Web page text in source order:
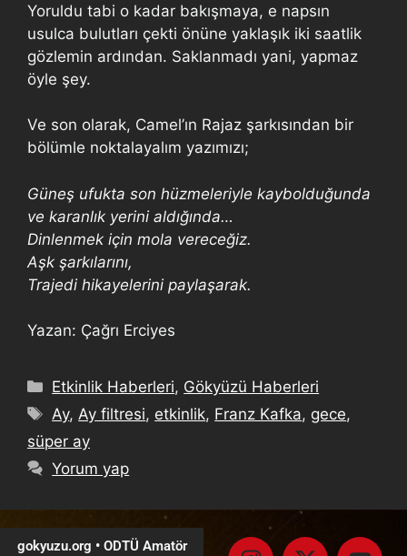
Yoruldu tabi o kadar bakışmaya, e napsın
usulca bulutları çekti önüne yaklaşık iki saatlik
gözlemin ardından. Saklanmadı yani, yapmaz
öyle şey.
Ve son olarak, Camel’ın Rajaz şarkısından bir
bölümle noktalayalım yazımızı;
Güneş ufukta son hüzmeleriyle kaybolduğunda
ve karanlık yerini aldığında…
Dinlenmek için mola vereceğiz.
Aşk şarkılarını,
Trajedi hikayelerini paylaşarak.
Yazan: Çağrı Erciyes
Etkinlik Haberleri, Gökyüzü Haberleri
Ay,Ay filtresi, etkinlik, Franz Kafka, gece,
süper ay
Yorum yap
gokyuzu.org • ODTÜ Amatör